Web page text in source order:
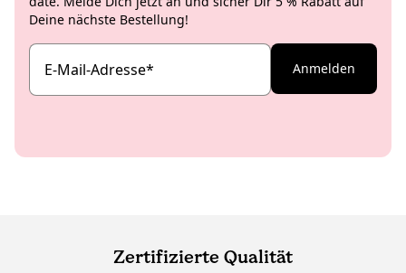
Deine nächste Bestellung!
E-Mail-Adresse* Anmelden
Zertifizierte Qualität